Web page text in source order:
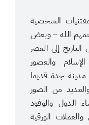
الشخصية
الله – وبعض
إلى العصر
والعصور
مدينة جدة قديما
من الصور
الدول والوفود
الورقية